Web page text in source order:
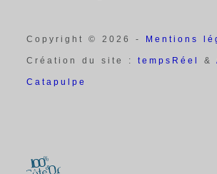
Copyright © 2026 - Mentions
Création du site :tempsRéel&
Catapulpe